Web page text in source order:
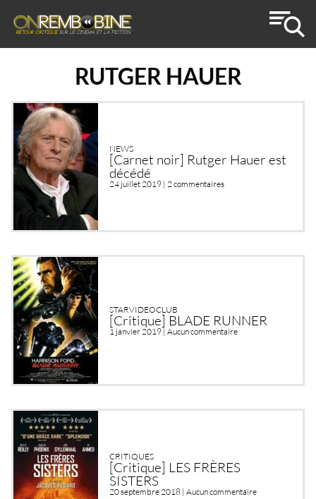
RUTGER HAUER
NEWS
[Carnet noir] Rutger Hauer est
décédé
24 juillet 2019 | 2 commentaires
STARVIDEOCLUB
[Critique] BLADE RUNNER
1 janvier 2019 | Aucun commentaire
CRITIQUES
[Critique] LES FRÈRES
SISTERS
20 septembre 2018 | Aucun commentaire